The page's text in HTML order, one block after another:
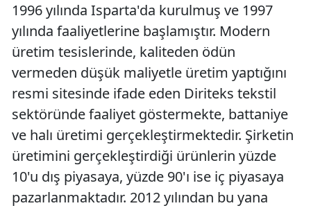
1996 yılında Isparta'da kurulmuş ve 1997
yılında faaliyetlerine başlamıştır. Modern
üretim tesislerinde, kaliteden ödün
vermeden düşük maliyetle üretim yaptığını
resmi sitesinde ifade eden Diriteks tekstil
sektöründe faaliyet göstermekte, battaniye
ve halı üretimi gerçekleştirmektedir. Şirketin
üretimini gerçekleştirdiği ürünlerin yüzde
10'u dış piyasaya, yüzde 90'ı ise iç piyasaya
pazarlanmaktadır. 2012 yılından bu yana